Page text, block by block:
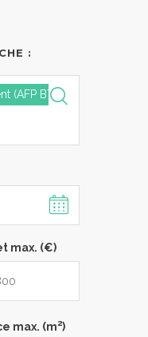
:
(AFP BTP 86) - Saint-Benoît
max. (€)
max. (m2)